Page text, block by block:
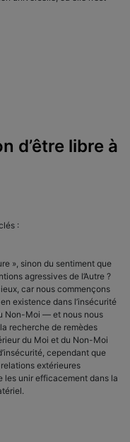
d’être libre à
:
», sinon du sentiment que
agressives de l’Autre ?
car nous commençons
existence dans l’insécurité
Non-Moi — et nous nous
recherche de remèdes
du Moi et du Non-Moi
cependant que
extérieures
les unir efficacement dans la